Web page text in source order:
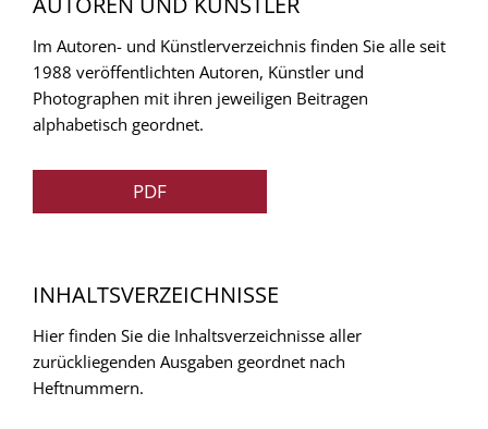
Im Autoren- und Künstlerverzeichnis finden Sie alle seit
1988 veröffentlichten Autoren, Künstler und
Photographen mit ihren jeweiligen Beitragen
alphabetisch geordnet.
PDF
INHALTSVERZEICHNISSE
Hier finden Sie die Inhaltsverzeichnisse aller
zurückliegenden Ausgaben geordnet nach
Heftnummern.